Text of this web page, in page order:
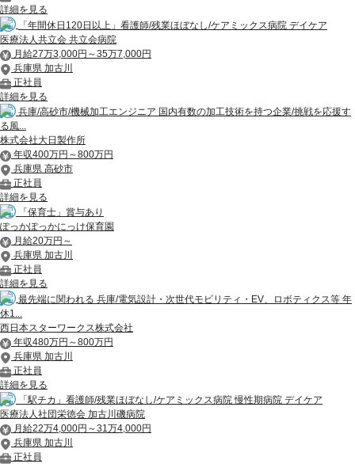
詳細を見る
「年間休日120日以上」看護師/残業ほぼなし/ケアミックス病院 デイケア
医療法人共立会 共立会病院
月給27万3,000円～35万7,000円
兵庫県 加古川
正社員
詳細を見る
兵庫/高砂市/機械加工エンジニア 国内有数の加工技術を持つ企業/挑戦を応援す
る風...
株式会社大日製作所
年収400万円～800万円
兵庫県 高砂市
正社員
詳細を見る
「保育士」賞与あり
ぽっかぽっかにっけ保育園
月給20万円～
兵庫県 加古川
正社員
詳細を見る
最先端に関われる 兵庫/電気設計・次世代モビリティ・EV、ロボティクス等 年
休1...
西日本スターワークス株式会社
年収480万円～800万円
兵庫県 加古川
正社員
詳細を見る
「駅チカ」看護師/残業ほぼなし/ケアミックス病院 慢性期病院 デイケア
医療法人社団栄徳会 加古川磯病院
月給22万4,000円～31万4,000円
兵庫県 加古川
正社員